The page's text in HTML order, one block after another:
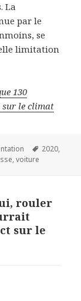
La
par le
se
limitation
130
le climat
Mots-
2020,
,voiture
rouler
sur le